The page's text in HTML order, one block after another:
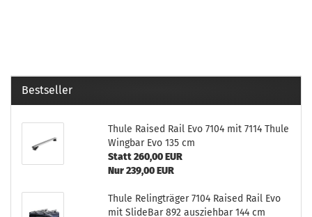
Bestseller
Thule Raised Rail Evo 7104 mit 7114 Thule
Wingbar Evo 135 cm
Statt 260,00 EUR
Nur 239,00 EUR
Thule Relingträger 7104 Raised Rail Evo
mit SlideBar 892 ausziehbar 144 cm